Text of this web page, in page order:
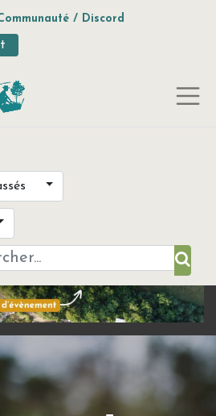
/ Discord